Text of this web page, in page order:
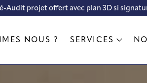
Audit projet offert avec plan 3D si
NOUS ? SERVICES
d'un pop-up store
SFR by altice
Voir la réalisation
Display CANON
Photoweb ME Group
Mobilité urbaine
meubles Ring by